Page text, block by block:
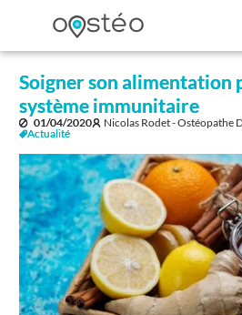
Soigner son alimentation
système immunitaire
01/04/2020
Nicolas Rodet - Ostéopathe
Actualité